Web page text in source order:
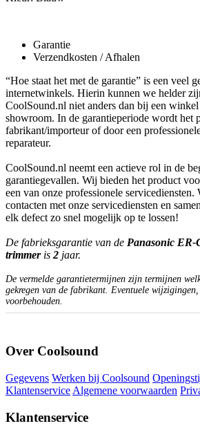
Garantie
Verzendkosten / Afhalen
“Hoe staat het met de garantie” is een veel
internetwinkels. Hierin kunnen we helder
CoolSound.nl niet anders dan bij een
showroom. In de garantieperiode wordt het
fabrikant/importeur of door een
reparateur.
CoolSound.nl neemt een actieve rol in de
garantiegevallen. Wij bieden het product
een van onze professionele
contacten met onze servicediensten en
elk defect zo snel mogelijk op te lossen!
De fabrieksgarantie van de Panasonic
trimmeris 2 jaar.
De vermelde garantietermijnen zijn termijnen
gekregen van de fabrikant. Eventuele
voorbehouden.
Over Coolsound
Gegevens Werken bij Coolsound
Klantenservice Algemene voorwaarden
Klantenservice